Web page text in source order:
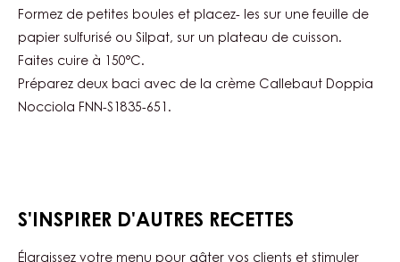
Formez de petites boules et placez- les sur une feuille de
papier sulfurisé ou Silpat, sur un plateau de cuisson.
Faites cuire à 150°C.
Préparez deux baci avec de la crème Callebaut Doppia
Nocciola FNN-S1835-651.
S'INSPIRER D'AUTRES RECETTES
Élargissez votre menu pour gâter vos clients et stimuler